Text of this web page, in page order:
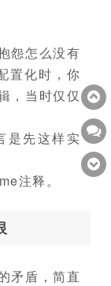
怨怎么没有
置化时，你
，当时仅仅
是先这样实
注释。
矛盾，简直